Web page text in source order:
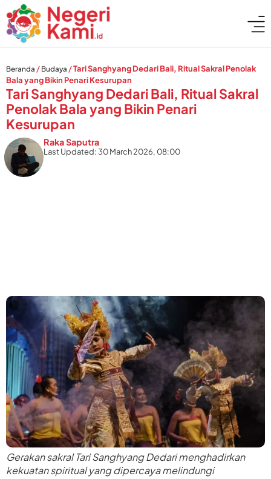
Beranda / Budaya /Tari Sanghyang Dedari Bali, Ritual Sakral Penolak
Bala yang Bikin Penari Kesurupan
Tari Sanghyang Dedari Bali, Ritual Sakral
Penolak Bala yang Bikin Penari
Kesurupan
Raka Saputra
Last Updated: 30 March 2026, 08:00
Gerakan sakral Tari Sanghyang Dedari menghadirkan
kekuatan spiritual yang dipercaya melindungi